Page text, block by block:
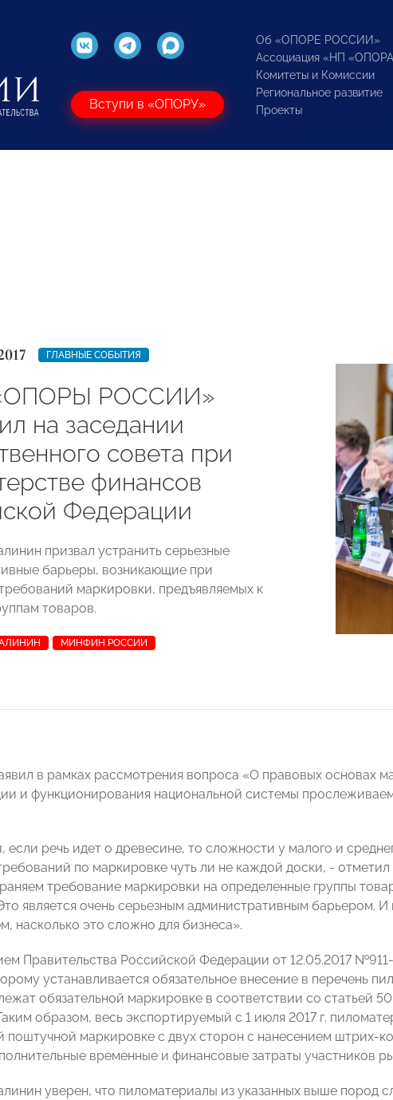
Вступи в «ОПОРУ»
Об «ОПОРЕ РОССИИ»
Ассоциация «НП
Комитеты и Комиссии
Региональное развитие
Проекты
ГЛАВНЫЕ СОБЫТИЯ
РОССИИ»
на заседании
совета при
финансов
Федерации
призвал устранить серьезные
барьеры, возникающие при
маркировки, предъявляемых к
товаров.
МИНФИН РОССИИ
в рамках рассмотрения вопроса «О правовых основах
и функционирования национальной системы
если речь идет о древесине, то сложности у малого и
по маркировке чуть ли не каждой доски, -
требование маркировки на определенные группы
является очень серьезным административным барьером.
насколько это сложно для бизнеса».
Правительства Российской Федерации от 12.05.2017
устанавливается обязательное внесение в перечень
обязательной маркировке в соответствии со статьей
образом, весь экспортируемый с 1 июля 2017 г.
поштучной маркировке с двух сторон с нанесением штрих-
временные и финансовые затраты участников
уверен, что пиломатериалы из указанных выше пород